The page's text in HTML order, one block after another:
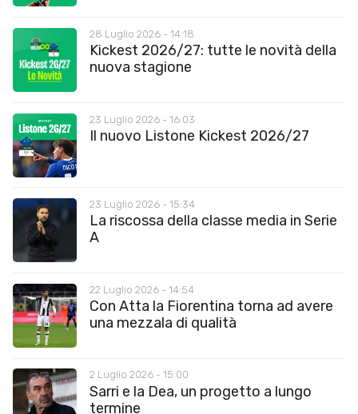
28 Luglio 2026 - 14:18
Kickest 2026/27: tutte le novità della
nuova stagione
23 Luglio 2026 - 16:03
Il nuovo Listone Kickest 2026/27
23 Luglio 2026 - 15:34
La riscossa della classe media in Serie
A
22 Luglio 2026 - 14:54
Con Atta la Fiorentina torna ad avere
una mezzala di qualità
2 Luglio 2026 - 15:00
Sarri e la Dea, un progetto a lungo
termine